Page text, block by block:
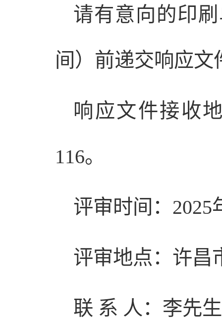
请有意向的印
间）前递交响应文
响应文件接收
116。
评审时间：2025
评审地点：许
联 系 人：李先生